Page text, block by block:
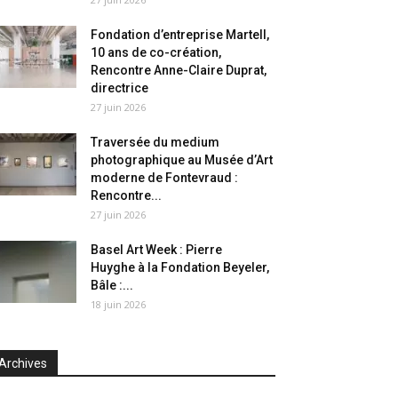
Fondation d’entreprise Martell,
10 ans de co-création,
Rencontre Anne-Claire Duprat,
directrice
27 juin 2026
Traversée du medium
photographique au Musée d’Art
moderne de Fontevraud :
Rencontre...
27 juin 2026
Basel Art Week : Pierre
Huyghe à la Fondation Beyeler,
Bâle :...
18 juin 2026